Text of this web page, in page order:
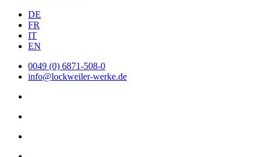
DE
FR
IT
EN
0049 (0) 6871-508-0
info@lockweiler-werke.de